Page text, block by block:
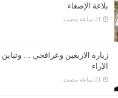
بلاغة الإصغاء
زيارة الاربعين وعراقجي … وتباين
الاراء